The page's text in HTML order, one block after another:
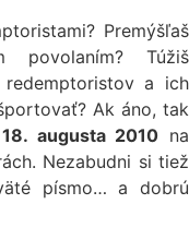
Premýšľaš
povolaním? Túžiš
a ich
Ak áno, tak
augusta 2010 na
Nezabudni si tiež
písmo… a dobrú